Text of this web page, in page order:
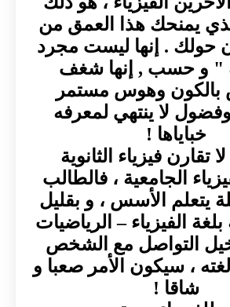
يمنحك هذا العمق من
حولك . إنها ليست مجرد
" و حسب , إنها شغف
وهوس مستمر
وفضول لا ينتهي لمعرفه
خباياها !
تقارن فيزياء الثانوية
الجامعية ، فالطالب
يتعلم الأسس ، و بقليل
الفيزياء – الرياضيات
التواصل مع الشخص
، سيكون الأمر صعبا و
شاقا !